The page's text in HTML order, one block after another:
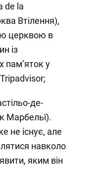
de la
Втілення),
церквою в
із
пам’яток у
де-
Марбельї).
не існує, але
навколо
яким він